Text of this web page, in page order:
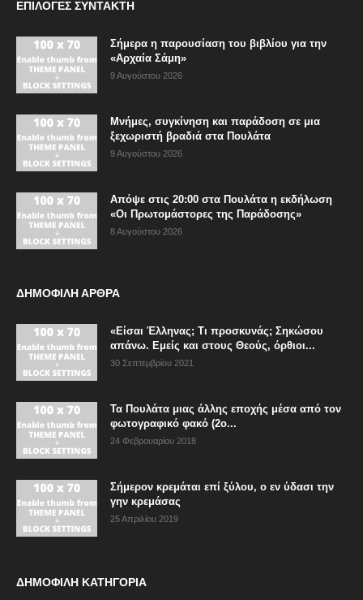
ΕΠΙΛΟΓΈΣ ΣΥΝΤΆΚΤΗ
Σήμερα η παρουσίαση του βιβλίου για την
«Αρχαία Σάμη»
9 Αυγούστου 2026
Μνήμες, συγκίνηση και παράδοση σε μια
ξεχωριστή βραδιά στα Πουλάτα
9 Αυγούστου 2026
Απόψε στις 20:00 στα Πουλάτα η εκδήλωση
«Οι Πρωτομάστορες της Παράδοσης»
8 Αυγούστου 2026
ΔΗΜΟΦΙΛΗ ΑΡΘΡΑ
«Είσαι Έλληνας; Τι προσκυνάς; Σηκώσου
απάνω. Εμείς και στους Θεούς, όρθιοι...
30 Σεπτεμβρίου 2021
Τα Πουλάτα μιας άλλης εποχής μέσα από τον
φωτογραφικό φακό (2ο...
24 Φεβρουαρίου 2018
Σήμερον κρεμάται επί ξύλου, ο εν ύδασι την
γην κρεμάσας
25 Απριλίου 2019
ΔΗΜΟΦΙΛΗ ΚΑΤΗΓΟΡΙΑ